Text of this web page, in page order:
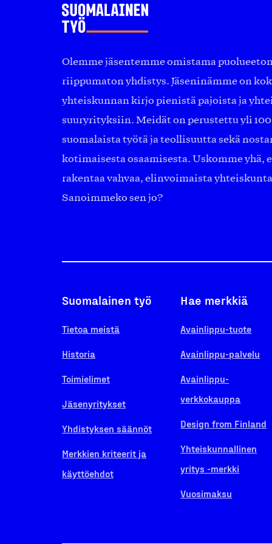
Olemme jäsentemme omistama
riippumaton yhdistys. Jäseninämme on
yhteiskunnan kirjo pienistä pajoista ja
suuryrityksiin. Meidät on perustettu yli
suomalaista työtä ja teollisuutta sekä
kotimaisesta osaamisesta. Uskomme yhä,
rakentaa vahvaa, elinvoimaista
Sanoimmeko sen jo?
Suomalainen työ
Tietoa meistä
Historia
Toimielimet
Jäsenyritykset
Yhdistyksen säännöt
Merkkien kriteerit ja
käyttöehdot
Hae merkkiä
Avainlippu-tuote
Avainlippu-palvelu
Avainlippu-
verkkokauppa
Design from Finland
Yhteiskunnallinen
yritys -merkki
Vuosimaksu